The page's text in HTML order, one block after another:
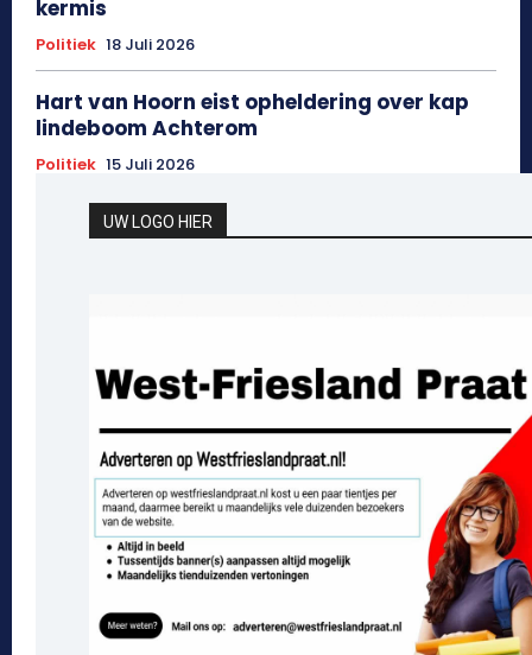
kermis
Politiek 18 Juli 2026
Hart van Hoorn eist opheldering over kap
lindeboom Achterom
Politiek 15 Juli 2026
UW LOGO HIER